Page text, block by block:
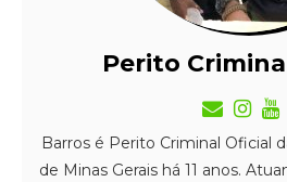
Perito
Barros é Perito Criminal Oficial
de Minas Gerais há 11 anos.